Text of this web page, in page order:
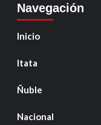
Navegación
Inicio
Itata
Ñuble
Nacional